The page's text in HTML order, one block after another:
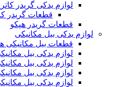
لوازم یدکی گریدر کاترپیلار
قطعات گریدر کاترپیلار
قطعات گریدر هپکو
لوازم یدکی بیل مکانیکی
قطعات بیل مکانیکی هیوندا
لوازم یدکی بیل مکانیکی هپکو
لوازم یدکی بیل مکانیکی ولوو
لوازم یدکی بیل مکانیکی کوماتسو
لوازم یدکی بیل مکانیکی اطلس